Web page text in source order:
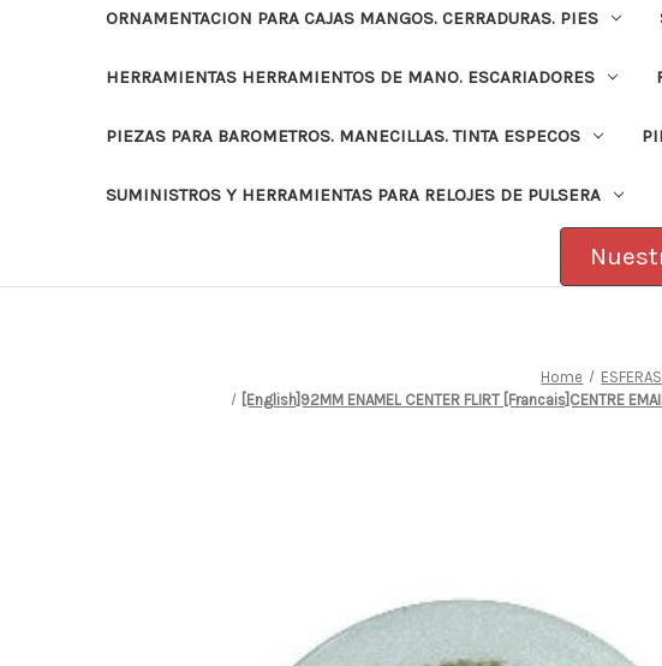
ORNAMENTACION PARA CAJAS MANGOS. CERRADURAS. PIES
HERRAMIENTAS HERRAMIENTOS DE MANO. ESCARIADORES
PIEZAS PARA BAROMETROS. MANECILLAS. TINTA ESPECOS
SUMINISTROS Y HERRAMIENTAS PARA RELOJES DE PULSERA
Home
[English]92MM ENAMEL CENTER FLIRT [Francais]CENTRE